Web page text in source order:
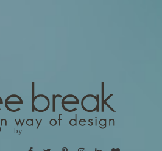
by